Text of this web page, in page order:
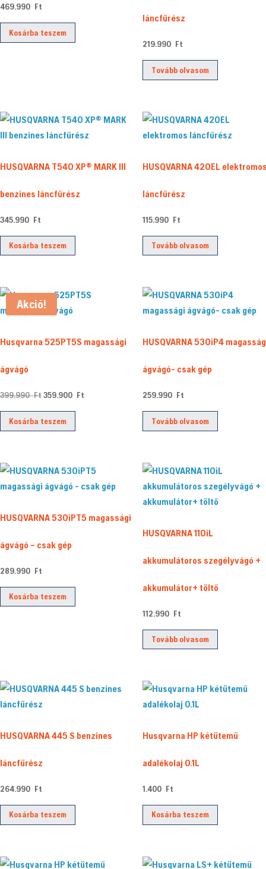
469.990 Ft
Kosárba teszem
láncfűrész
219.990 Ft
Tovább olvasom
HUSQVARNA T540 XP® MARK III
benzines láncfűrész
345.990 Ft
Kosárba teszem
HUSQVARNA 420EL
láncfűrész
115.990 Ft
Tovább olvasom
Akció!
Husqvarna 525PT5S magassági
ágvágó
399.990FtOriginal
price
was:
359.900 Ft
Kosárba teszem
HUSQVARNA 530iP4
ágvágó- csak gép
259.990 Ft
Tovább olvasom
HUSQVARNA 530iPT5 magassági
ágvágó – csak gép
289.990 Ft
Kosárba teszem
HUSQVARNA 110iL
akkumulátoros szegélyvágó +
akkumulátor+ töltő
112.990 Ft
Tovább olvasom
HUSQVARNA 445 S benzines
láncfűrész
264.990 Ft
Kosárba teszem
Husqvarna HP kétütemű
adalékolaj 0.1L
1.400 Ft
Kosárba teszem